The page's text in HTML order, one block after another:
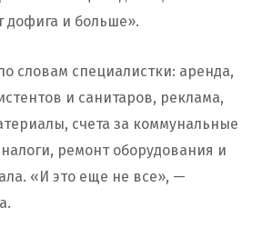
дофига и больше».
словам специалистки: аренда,
и санитаров, реклама,
счета за коммунальные
ремонт оборудования и
«И это еще не все», —